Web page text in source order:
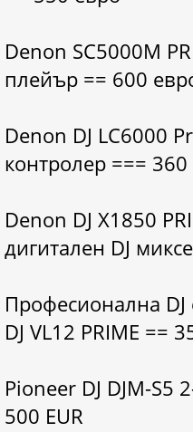
Denon SC5000M
плейър == 600
Denon DJ LC6000
контролер === 360
Denon DJ X1850
дигитален DJ
Професионална
DJ VL12 PRIME ==
Pioneer DJ DJM-S5
500 EUR